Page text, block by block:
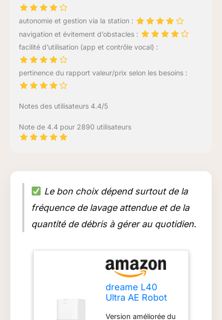
autonomie et gestion via la station :
navigation et évitement d’obstacles :
facilité d’utilisation (app et contrôle vocal) :
pertinence du rapport valeur/prix selon les besoins :
Notes des utilisateurs 4.4/5
Note de 4.4 pour 2890 utilisateurs
Le bon choix dépend surtout de la
fréquence de lavage attendue et de la
quantité de débris à gérer au quotidien.
dreame L40
Ultra AE Robot
Version améliorée du